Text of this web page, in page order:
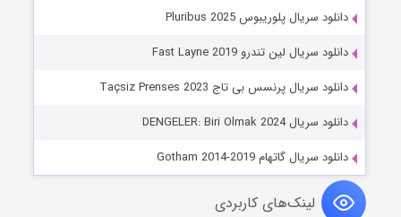
دانلود سریال پلوریبوس Pluribus 2025
دانلود سریال لین تندرو Fast Layne 2019
دانلود سریال پرنسس بی تاج Taçsiz Prenses 2023
دانلود سریال DENGELER: Biri Olmak 2024
دانلود سریال گاتهام Gotham 2014-2019
لینک‌های کاربردی